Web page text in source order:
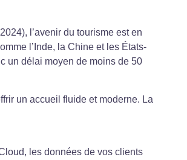
l’avenir du tourisme est en
l’Inde, la Chine et les États-
un délai moyen de moins de 50
un accueil fluide et moderne. La
les données de vos clients